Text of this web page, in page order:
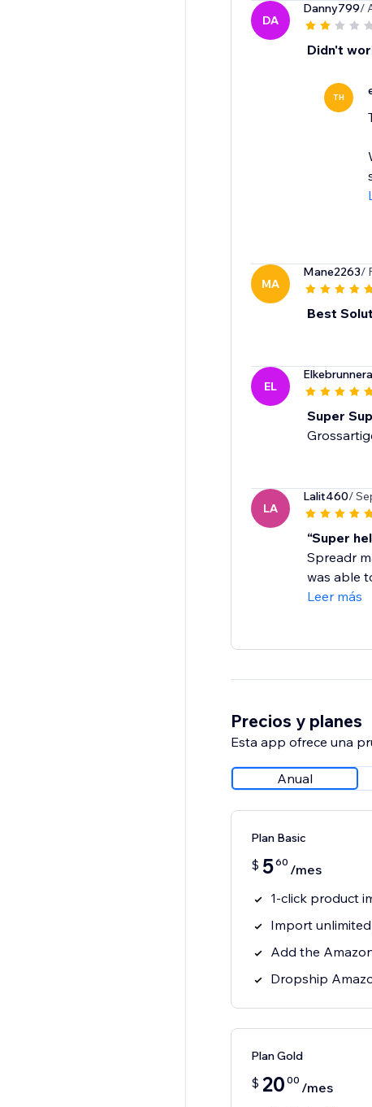
DA
Danny799/
Didn't
TH
MA
Mane2263/
Best
EL
Super
LA
Lalit460/
“Super
Spreadr
was able
Leer más
Precios y planes
Esta app ofrece una
Anual
Plan Basic
$ 560 /mes
1-click product
Import
Add the
Dropship
Plan Gold
$ 20 00 /mes